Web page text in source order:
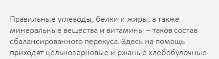
Правильные углеводы, белки и жиры, а также
минеральные вещества и витамины – таков состав
сбалансированного перекуса. Здесь на помощь
приходят цельнозерновые и ржаные хлебобулочные